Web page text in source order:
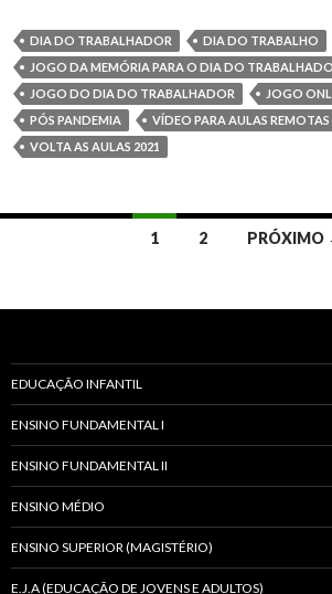
DIA DO TRABALHADOR DIA DO TRABALHO
JOGO DA MEMÓRIA PARA O DIA DO
JOGO DO DIA DO TRABALHADOR
JOGO
PÓS PANDEMIA
VÍDEO PARA AULAS REMOTAS
VOLTA AS AULAS 2021
dos
posts
1 2 PRÓXIMO
EDUCAÇÃO INFANTIL
ENSINO FUNDAMENTAL I
ENSINO FUNDAMENTAL II
ENSINO MÉDIO
ENSINO SUPERIOR (MAGISTÉRIO)
E.J.A (EDUCAÇÃO DE JOVENS E ADULTOS)